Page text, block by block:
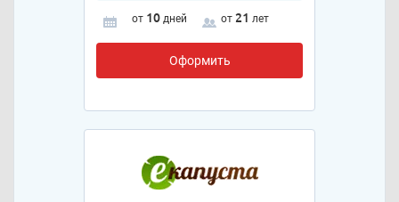
от 10 дней от 21 лет
Оформить